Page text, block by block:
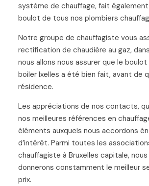
système de chauffage, fait
boulot de tous nos plombiers
Notre groupe de chauffagiste vous
rectification de chaudière au gaz,
nous allons nous assurer que le
boiler Ixelles a été bien fait, avant de
résidence.
Les appréciations de nos contacts,
nos meilleures références en
éléments auxquels nous accordons
d’intérêt. Parmi toutes les
chauffagiste à Bruxelles capitale,
donnerons constamment le meilleur
prix.